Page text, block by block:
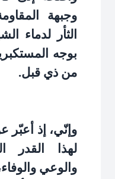
وجبهة
الثأر لدماء
بوجه
من ذي قبل.
وإنّي، إذ أعبّر
لهذا القدر
والوعي